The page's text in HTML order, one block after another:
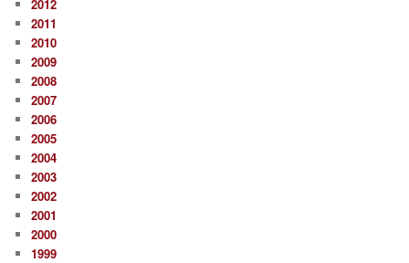
e
2012
2011
2010
2009
2008
2007
2006
2005
2004
2003
2002
2001
2000
1999